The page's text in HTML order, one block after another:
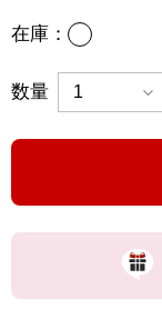
在庫： あり
数量